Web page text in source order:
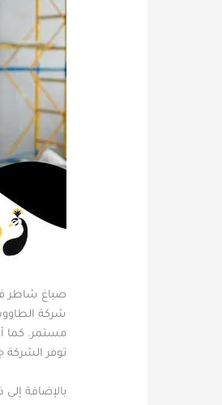
صباغ شاطر
شركة
مستمر. كما
توفر الشركة
بالإضافة